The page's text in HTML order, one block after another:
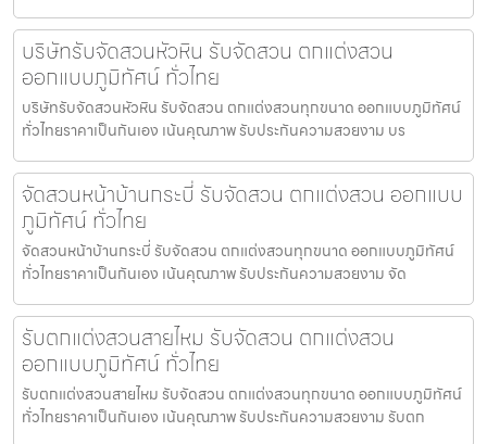
บริษัทรับจัดสวนหัวหิน รับจัดสวน ตกแต่งสวน
ออกแบบภูมิทัศน์ ทั่วไทย
บริษัทรับจัดสวนหัวหิน รับจัดสวน ตกแต่งสวนทุกขนาด ออกแบบภูมิทัศน์
ทั่วไทยราคาเป็นกันเอง เน้นคุณภาพ รับประกันความสวยงาม บร
จัดสวนหน้าบ้านกระบี่ รับจัดสวน ตกแต่งสวน ออกแบบ
ภูมิทัศน์ ทั่วไทย
จัดสวนหน้าบ้านกระบี่ รับจัดสวน ตกแต่งสวนทุกขนาด ออกแบบภูมิทัศน์
ทั่วไทยราคาเป็นกันเอง เน้นคุณภาพ รับประกันความสวยงาม จัด
รับตกแต่งสวนสายไหม รับจัดสวน ตกแต่งสวน
ออกแบบภูมิทัศน์ ทั่วไทย
รับตกแต่งสวนสายไหม รับจัดสวน ตกแต่งสวนทุกขนาด ออกแบบภูมิทัศน์
ทั่วไทยราคาเป็นกันเอง เน้นคุณภาพ รับประกันความสวยงาม รับตก